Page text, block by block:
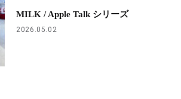
MILK / Apple Talk シリーズ
2026.05.02